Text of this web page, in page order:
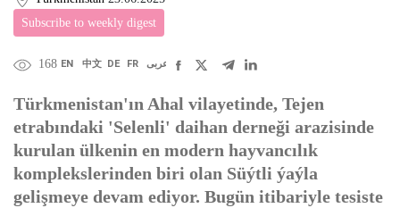
Subscribe to weekly digest
168 EN 中文 DE FR عربى
Türkmenistan'ın Ahal vilayetinde, Tejen
etrabındaki 'Selenli' daihan derneği arazisinde
kurulan ülkenin en modern hayvancılık
komplekslerinden biri olan Süýtli ýaýla
gelişmeye devam ediyor. Bugün itibariyle tesiste